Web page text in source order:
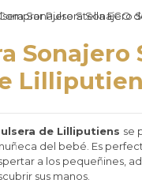
Sonajero
de Lilliputiens se
del bebé. Es
a los pequeñines,
sus manos.